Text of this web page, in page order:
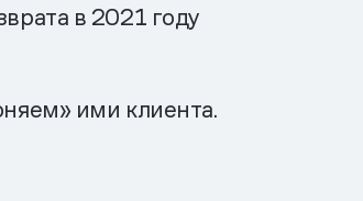
в 2021 году
ими клиента.